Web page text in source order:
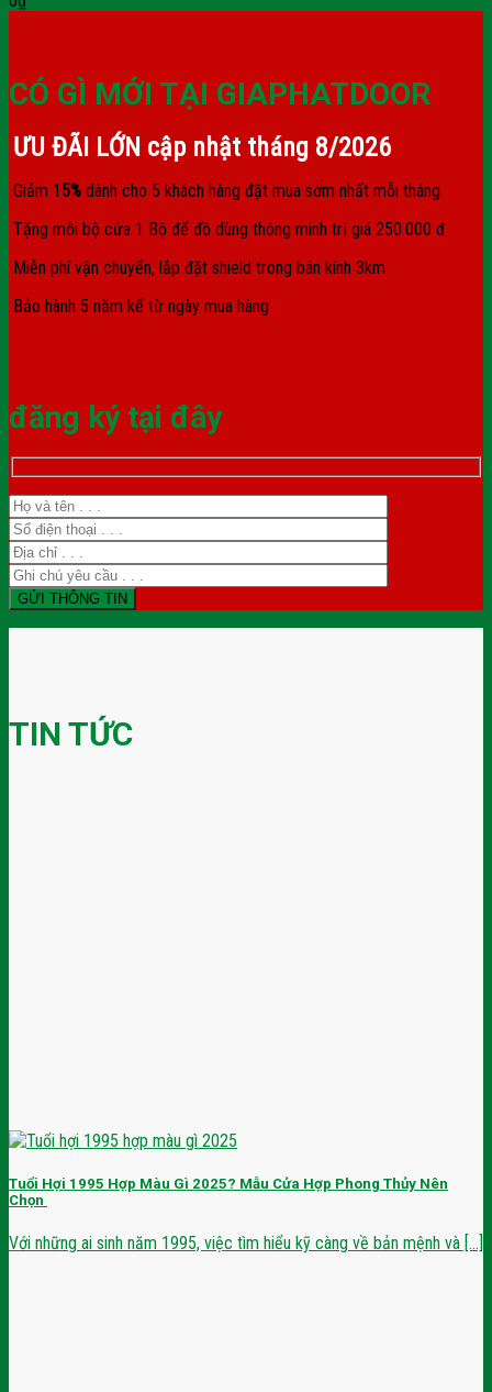
CÓ GÌ MỚI TẠI GIAPHATDOOR
ƯU ĐÃI LỚN cập nhật tháng 8/2026
Giảm 1 5% dành cho 5 khách hàng đặt mua sớm nhất mỗi tháng
Tặng mỗi bộ cửa 1 Bộ để đồ dùng thông minh trị giá 250.000 đ
Miễn phí vận chuyển, lắp đặt shield trong bán kính 3km
Bảo hành 5 năm kể từ ngày mua hàng
đăng ký tại đây
TIN TỨC
Tuổi Hợi 1995 Hợp Màu Gì 2025? Mẫu Cửa Hợp Phong Thủy Nên
Chọn
Với những ai sinh năm 1995, việc tìm hiểu kỹ càng về bản mệnh và [...]